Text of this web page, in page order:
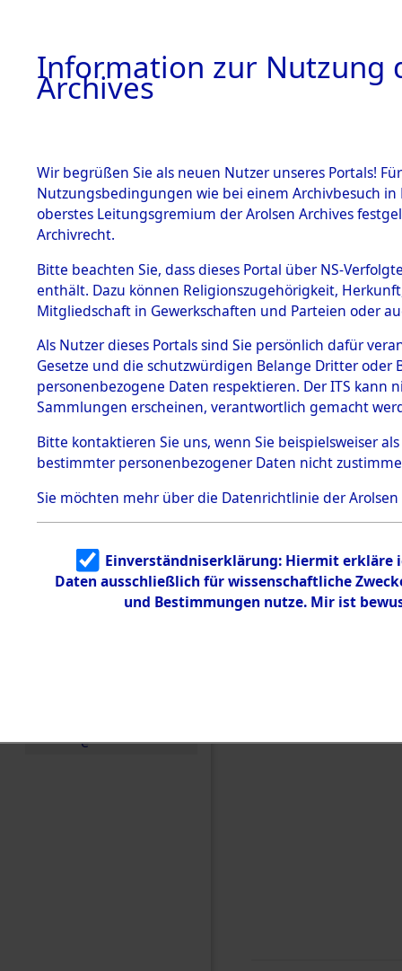
BESTÄNDE
1.
mente
5. Verschiedenes
5.3
Todesmärsche
5.3.1 Alliierte
Erhebungen
zu
Todesmärsch
en
5.3.2
Identifizierun
g
5.3.3
Todesmärsch
e
und
0175
Information zur Nutzung
Archives
Wir begrüßen Sie als neuen Nutzer unseres Portals!
Nutzungsbedingungen wie bei einem Archivbesuch
oberstes Leitungsgremium der Arolsen Archives
Archivrecht.
Bitte beachten Sie, dass dieses Portal über NS-
enthält. Dazu können Religionszugehörigkeit,
Mitgliedschaft in Gewerkschaften und Parteien oder
Als Nutzer dieses Portals sind Sie persönlich dafür
Gesetze und die schutzwürdigen Belange Dritter
personenbezogene Daten respektieren. Der ITS
Sammlungen erscheinen, verantwortlich gemacht
Bitte kontaktieren Sie uns, wenn Sie beispielsweiser
bestimmter personenbezogener Daten nicht
Sie möchten mehr über die Datenrichtlinie der Arolsen
Einverständniserklärung: Hiermit erkläre
Daten ausschließlich für wissenschaftliche
und Bestimmungen nutze. Mir ist